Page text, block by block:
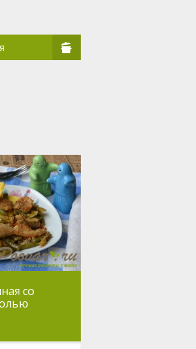
со